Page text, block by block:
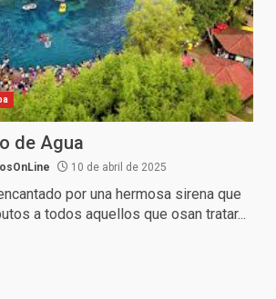
de Agua
10 de abril de 2025
por una hermosa sirena que
a todos aquellos que osan tratar...